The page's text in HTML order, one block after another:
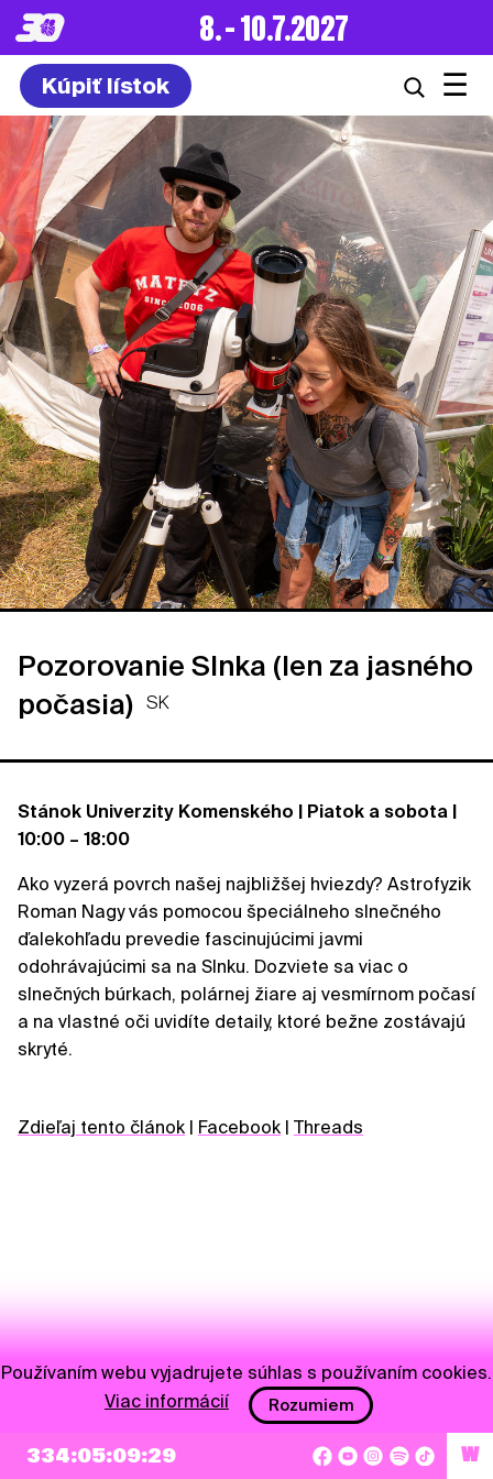
8. – 10.7.2027
Kúpiť lístok ☰
Pozorovanie Slnka (len za jasného
počasia) SK
Stánok Univerzity Komenského | Piatok a sobota |
10:00 – 18:00
Ako vyzerá povrch našej najbližšej hviezdy? Astrofyzik
Roman Nagy vás pomocou špeciálneho slnečného
ďalekohľadu prevedie fascinujúcimi javmi
odohrávajúcimi sa na Slnku. Dozviete sa viac o
slnečných búrkach, polárnej žiare aj vesmírnom počasí
a na vlastné oči uvidíte detaily, ktoré bežne zostávajú
skryté.
Zdieľaj tento článok | Facebook | Threads
NEWSLETTER
334:05:09:29 W
Používaním webu vyjadrujete súhlas s používaním cookies.
Viac informácií
Rozumiem